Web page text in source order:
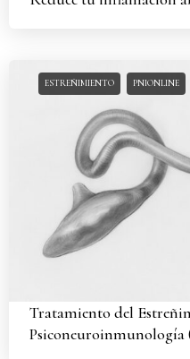
ESTREÑIMIENTO PNIONLINE
Tratamiento del
Psiconeuroinmunología